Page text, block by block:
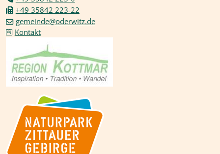
+49 35842 223-22
gemeinde@oderwitz.de
Kontakt